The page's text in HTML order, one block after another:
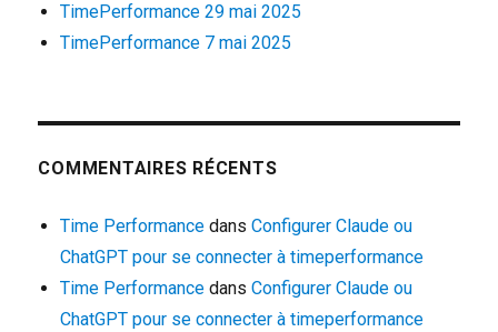
TimePerformance 29 mai 2025
TimePerformance 7 mai 2025
COMMENTAIRES RÉCENTS
Time Performance dansConfigurer Claude ou
ChatGPT pour se connecter à timeperformance
Time Performance dansConfigurer Claude ou
ChatGPT pour se connecter à timeperformance